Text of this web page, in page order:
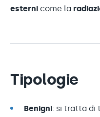
esterni come la
Tipologie
Benigni: si tratta di